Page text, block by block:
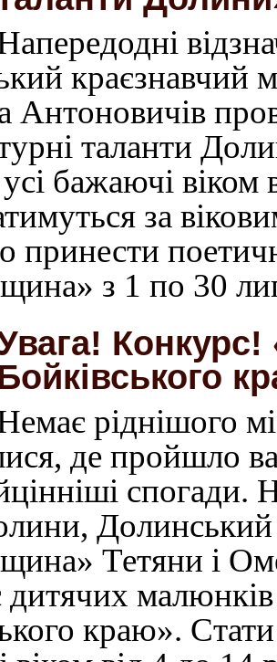
краєзнавчий
Антоновичів
таланти
бажаючі віком
за
принести
з 1 по 30
ріднішого
де пройшло
спогади.
Тетяни і
дитячих
краю».